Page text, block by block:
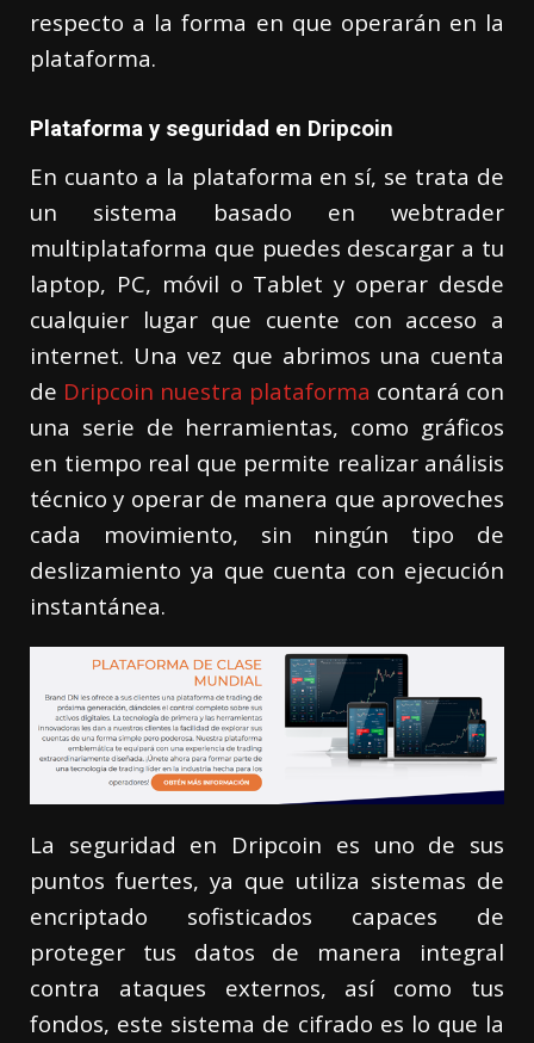
respecto a la forma en que operarán en la
plataforma.
Plataforma y seguridad en Dripcoin
En cuanto a la plataforma en sí, se trata de
un sistema basado en webtrader
multiplataforma que puedes descargar a tu
laptop, PC, móvil o Tablet y operar desde
cualquier lugar que cuente con acceso a
internet. Una vez que abrimos una cuenta
de Dripcoin nuestra plataforma contará con
una serie de herramientas, como gráficos
en tiempo real que permite realizar análisis
técnico y operar de manera que aproveches
cada movimiento, sin ningún tipo de
deslizamiento ya que cuenta con ejecución
instantánea.
La seguridad en Dripcoin es uno de sus
puntos fuertes, ya que utiliza sistemas de
encriptado sofisticados capaces de
proteger tus datos de manera integral
contra ataques externos, así como tus
fondos, este sistema de cifrado es lo que la